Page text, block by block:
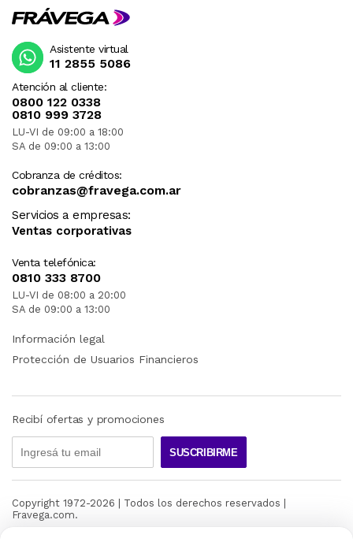
Atención al cliente:
0800 122 0338
0810 999 3728
LU-VI de 09:00 a 18:00
SA de 09:00 a 13:00
Cobranza de créditos:
cobranzas@fravega.com.ar
Servicios a empresas:
Ventas corporativas
Venta telefónica:
0810 333 8700
LU-VI de 08:00 a 20:00
SA de 09:00 a 13:00
Asistente virtual
11 2855 5086
Información legal
Protección de Usuarios Financieros
Recibí ofertas y promociones
SUSCRIBIRME
Copyright 1972-2026 | Todos los derechos reservados |
Fravega.com.